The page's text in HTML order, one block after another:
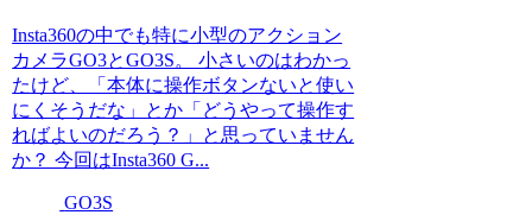
Insta360の中でも特に小型のアクション
カメラGO3とGO3S。 小さいのはわかっ
たけど、「本体に操作ボタンないと使い
にくそうだな」とか「どうやって操作す
ればよいのだろう？」と思っていません
か？ 今回はInsta360 G...
GO3S